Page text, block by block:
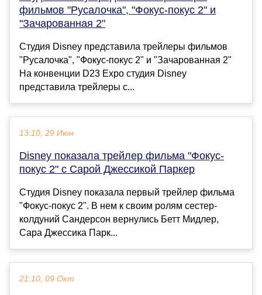
фильмов "Русалочка", "Фокус-покус 2" и
"Зачарованная 2"
Студия Disney представила трейлеры фильмов
"Русалочка", "Фокус-покус 2" и "Зачарованная 2"
На конвенции D23 Expo студия Disney
представила трейлеры с...
13:10, 29 Июн
Disney показала трейлер фильма "Фокус-
покус 2" с Сарой Джессикой Паркер
Студия Disney показала первый трейлер фильма
"Фокус-покус 2". В нем к своим ролям сестер-
колдуний Сандерсон вернулись Бетт Мидлер,
Сара Джессика Парк...
21:10, 09 Окт